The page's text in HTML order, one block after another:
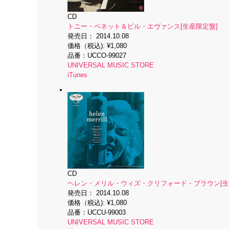
CD
トニー・ベネット＆ビル・エヴァンス[生産限定盤]
発売日： 2014.10.08
価格（税込): ¥1,080
品番： UCCO-99027
UNIVERSAL MUSIC STORE
iTunes
CD
ヘレン・メリル・ウィズ・クリフォード・ブラウン[
発売日： 2014.10.08
価格（税込): ¥1,080
品番： UCCU-99003
UNIVERSAL MUSIC STORE